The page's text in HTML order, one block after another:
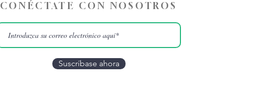
CONÉCTATE CON NOSOTROS
Suscríbase ahora